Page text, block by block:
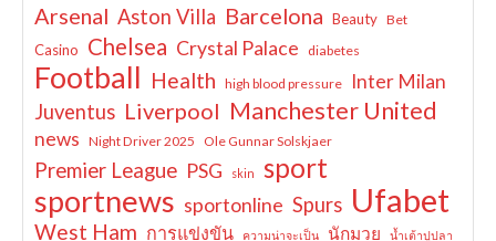
Arsenal Aston Villa Barcelona Beauty Bet
Casino Chelsea Crystal Palace diabetes
Football Health high blood pressure Inter Milan
Juventus Liverpool Manchester United
news Night Driver 2025 Ole Gunnar Solskjaer
Premier League PSG skin sport
sportnews sportonline Spurs Ufabet
West Ham การแข่งขัน ความน่าจะเป็น นักมวย น้ำเต้าปูปลา